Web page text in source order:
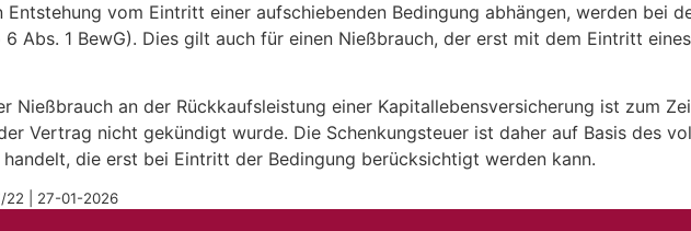
Entstehung vom Eintritt einer aufschiebenden Bedingung abhängen, werden bei
Abs. 1 BewG). Dies gilt auch für einen Nießbrauch, der erst mit dem Eintritt
Nießbrauch an der Rückkaufsleistung einer Kapitallebensversicherung ist zum
Vertrag nicht gekündigt wurde. Die Schenkungsteuer ist daher auf Basis des
die erst bei Eintritt der Bedingung berücksichtigt werden kann.
22 | 27-01-2026